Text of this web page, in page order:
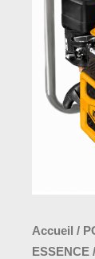
Accueil /
ESSENCE
essence
INGCO
GWP306–
80mm,
7CV